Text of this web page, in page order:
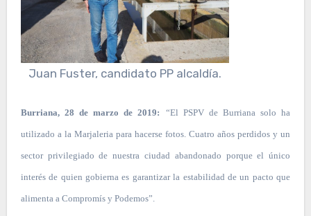
Juan Fuster, candidato PP alcaldía.
Burriana, 28 de marzo de 2019: “El PSPV de Burriana solo ha
utilizado a la Marjaleria para hacerse fotos. Cuatro años perdidos y un
sector privilegiado de nuestra ciudad abandonado porque el único
interés de quien gobierna es garantizar la estabilidad de un pacto que
alimenta a Compromís y Podemos”.